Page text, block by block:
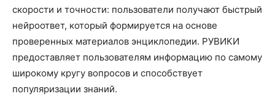
скорости и точности: пользователи получают быстрый
нейроответ, который формируется на основе
проверенных материалов энциклопедии. РУВИКИ
предоставляет пользователям информацию по самому
широкому кругу вопросов и способствует
популяризации знаний.